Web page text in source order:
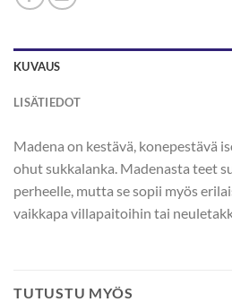
KUVAUS
LISÄTIEDOT
Madena on kestävä, konepestävä
ohut sukkalanka. Madenasta teet
perheelle, mutta se sopii myös
vaikkapa villapaitoihin tai
TUTUSTU MYÖS